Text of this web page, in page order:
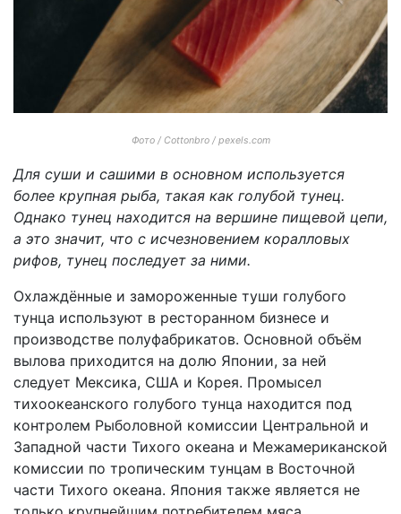
Фото / Cottonbro / pexels.com
Для суши и сашими в основном используется
более крупная рыба, такая как голубой тунец.
Однако тунец находится на вершине пищевой цепи,
а это значит, что с исчезновением коралловых
рифов, тунец последует за ними.
Охлаждённые и замороженные туши голубого
тунца используют в ресторанном бизнесе и
производстве полуфабрикатов. Основной объём
вылова приходится на долю Японии, за ней
следует Мексика, США и Корея. Промысел
тихоокеанского голубого тунца находится под
контролем Рыболовной комиссии Центральной и
Западной части Тихого океана и Межамериканской
комиссии по тропическим тунцам в Восточной
части Тихого океана. Япония также является не